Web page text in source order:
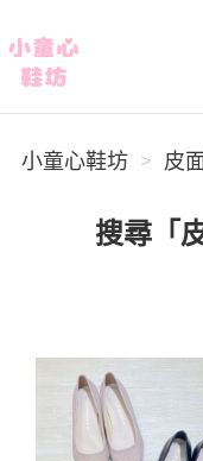
小童心鞋坊
小童心鞋坊 皮
搜尋「